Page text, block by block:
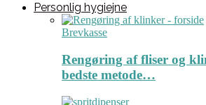
Personlig hygiejne
Brevkasse
Rengøring af fliser og
bedste metode…